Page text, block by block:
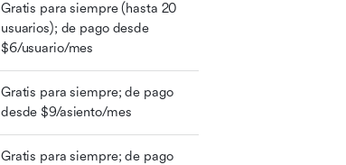
Gratis para siempre (hasta 20
usuarios); de pago desde
$6/usuario/mes
Gratis para siempre; de pago
desde $9/asiento/mes
Gratis para siempre; de pago